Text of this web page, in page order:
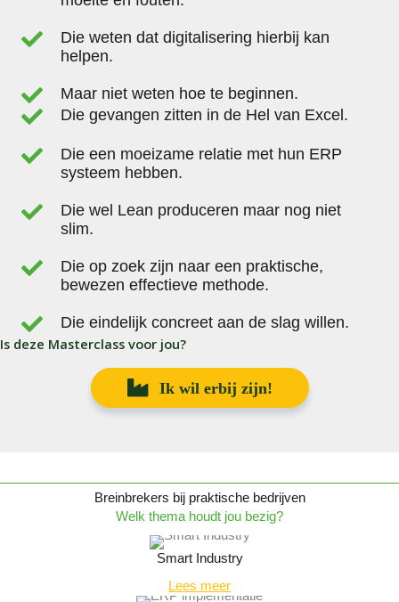
Die weten dat digitalisering hierbij kan
helpen.
Maar niet weten hoe te beginnen.
Die gevangen zitten in de Hel van Excel.
Die een moeizame relatie met hun ERP
systeem hebben.
Die wel Lean produceren maar nog niet
slim.
Die op zoek zijn naar een praktische,
bewezen effectieve methode.
Die eindelijk concreet aan de slag willen.
Is deze Masterclass voor jou?
Ik wil erbij zijn!
Breinbrekers bij praktische bedrijven
Welk thema houdt jou bezig?
Smart Industry
Lees meer